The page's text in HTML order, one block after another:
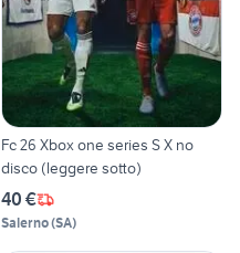
Fc 26 Xbox one series S X no
disco (leggere sotto)
40 €
Salerno(SA)